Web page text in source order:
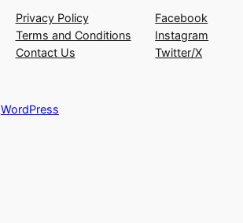
Privacy Policy
Terms and Conditions
Contact Us
Facebook
Instagram
Twitter/X
WordPress